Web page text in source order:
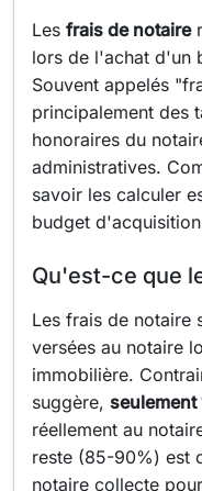
Les frais de notaire
lors de l'achat d'un
Souvent appelés
principalement des
honoraires du
administratives.
savoir les calculer
budget
Qu'est-ce que
Les frais de notaire
versées au notaire
immobilière.
suggère, seulement
réellement au
reste (85-90%) est
notaire collecte